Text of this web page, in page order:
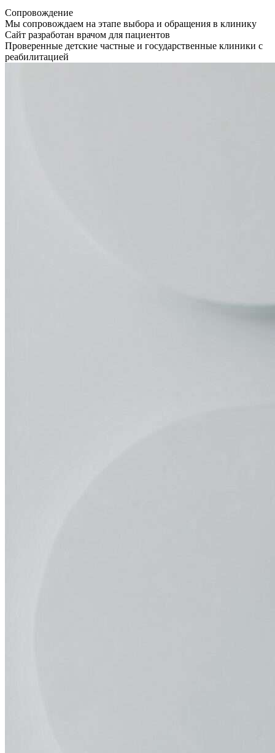
Сопровождение
Мы сопровождаем на этапе выбора и обращения в клинику
Сайт разработан врачом для пациентов
Проверенные детские частные и государственные клиники с
реабилитацией